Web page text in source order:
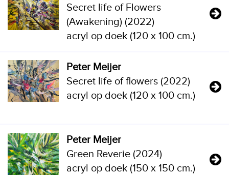
Secret life of Flowers
(Awakening) (2022)
acryl op doek (120 x 100 cm.)
Peter Meijer
Secret life of flowers (2022)
acryl op doek (120 x 100 cm.)
Peter Meijer
Green Reverie (2024)
acryl op doek (150 x 150 cm.)